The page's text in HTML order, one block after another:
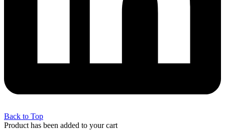
Back to Top
Product has been added to your cart